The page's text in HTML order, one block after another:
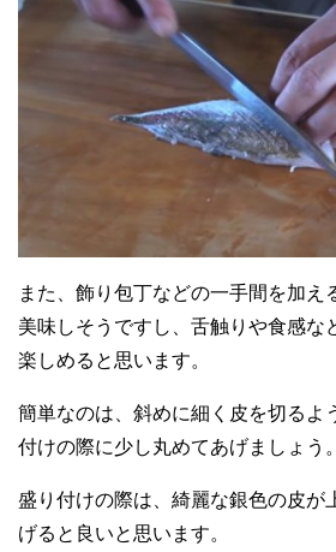
また、飾り包丁などの一手間を加え
美味しそうですし、舌触りや食感な
楽しめると思います。
簡単なのは、斜めに細く皮を切るよ
付けの際に少し丸めてあげましょう。
盛り付けの際は、綺麗な銀色の皮が
げると良いと思います。